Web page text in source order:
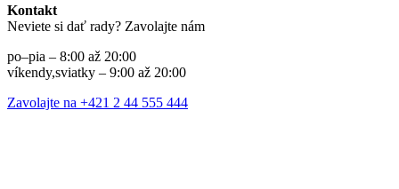
Kontakt
Neviete si dať rady? Zavolajte nám
po–pia – 8:00 až 20:00
víkendy,sviatky – 9:00 až 20:00
Zavolajte na +421 2 44 555 444